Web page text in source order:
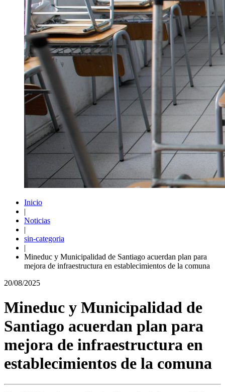
Inicio
|
Noticias
|
sin-categoria
|
Mineduc y Municipalidad de Santiago acuerdan plan para
mejora de infraestructura en establecimientos de la comuna
20/08/2025
Mineduc y Municipalidad de
Santiago acuerdan plan para
mejora de infraestructura en
establecimientos de la comuna